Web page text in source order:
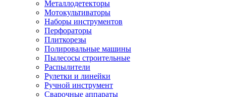
Металлодетекторы
Мотокультиваторы
Наборы инструментов
Перфораторы
Плиткорезы
Полировальные машины
Пылесосы строительные
Распылители
Рулетки и линейки
Ручной инструмент
Сварочные аппараты